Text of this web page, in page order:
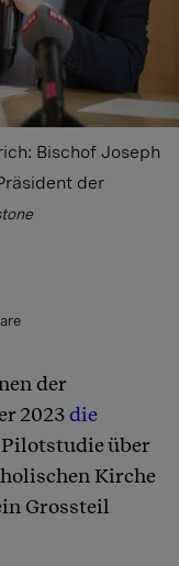
Bischof Joseph
der
der
2023die
über
Kirche
Grossteil